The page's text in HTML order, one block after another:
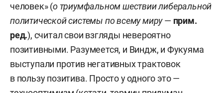
человек» (о триумфальном шествии либеральной
политической системы по всему миру— прим.
ред.), считал свои взгляды невероятно
позитивными. Разумеется, и Виндж, и Фукуяма
выступали против негативных трактовок
в пользу позитива. Просто у одного это —